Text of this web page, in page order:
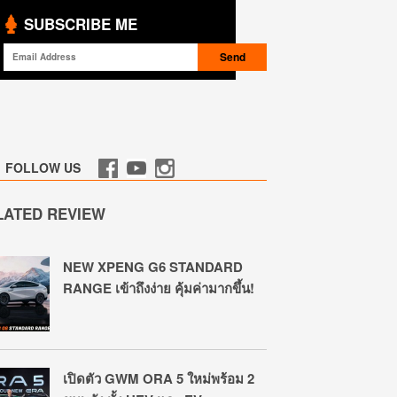
SUBSCRIBE ME
FOLLOW US
REVIEW
NEW XPENG G6 STANDARD
RANGE เข้าถึงง่าย คุ้มค่ามากขึ้น!
เปิดตัว GWM ORA 5 ใหม่พร้อม 2